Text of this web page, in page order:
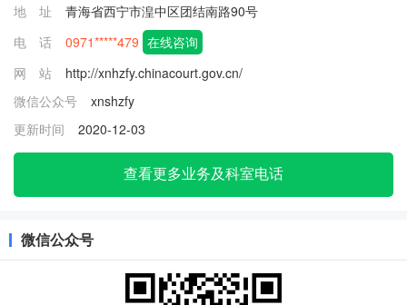
地 址
青海省西宁市湟中区团结南路90号
电 话
0971*****479 在线咨询
网 站
http://xnhzfy.chinacourt.gov.cn/
微信公众号
xnshzfy
更新时间
2020-12-03
查看更多业务及科室电话
微信公众号